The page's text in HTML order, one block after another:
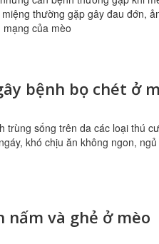
thường gặp gây đau đớn,
của mèo
bệnh bọ chét ở
trùng sống trên da các loại thú
khó chịu ăn không ngon,
nấm và ghẻ ở mèo